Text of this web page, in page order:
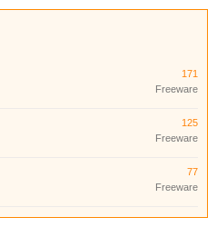
171
Freeware
125
Freeware
77
Freeware